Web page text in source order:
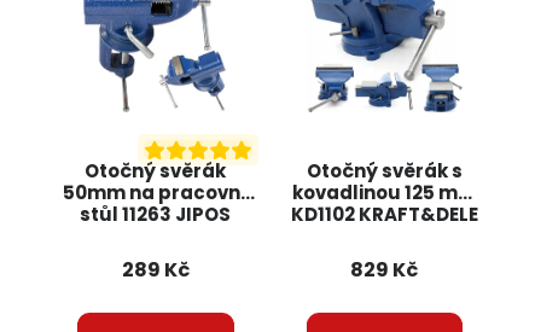
Otočný svěrák
50mm na pracovní
stůl 11263 JIPOS
289 Kč
Otočný svěrák s
kovadlinou 125 mm
KD1102 KRAFT&DELE
829 Kč